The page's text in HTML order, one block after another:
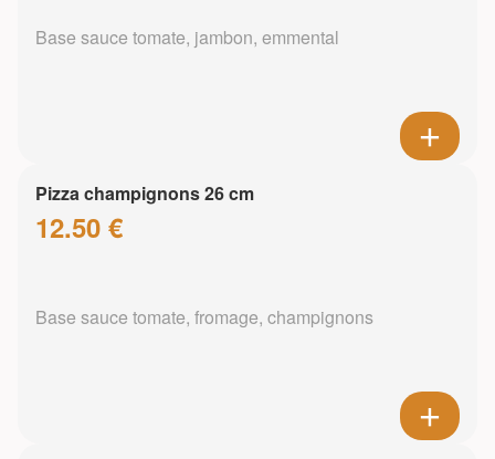
Base sauce tomate, jambon, emmental
Pizza champignons 26 cm
12.50 €
Base sauce tomate, fromage, champignons